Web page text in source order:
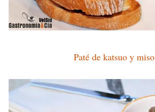
Paté de katsuo y miso